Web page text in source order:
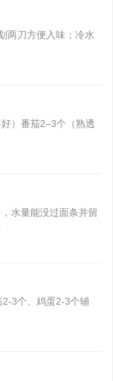
两刀方便入味；冷水
）番茄2–3个（熟透
水量能没过面条并留
3个、鸡蛋2-3个辅